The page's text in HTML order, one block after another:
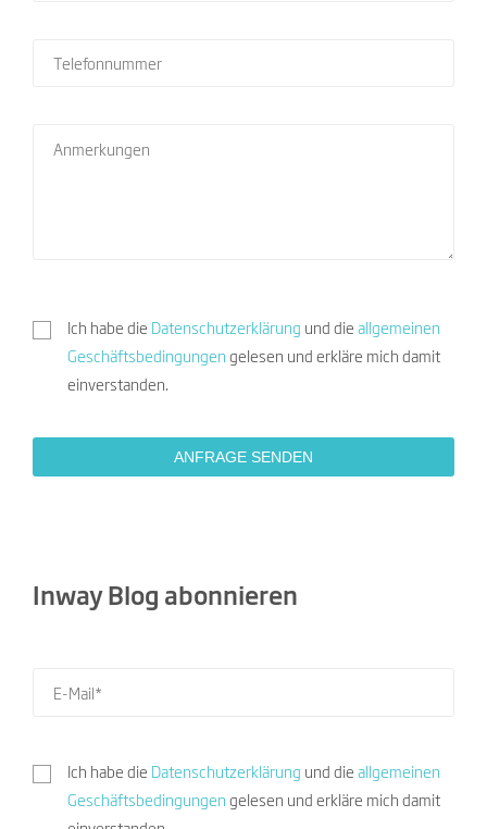
Ich habe die Datenschutzerklärung und die allgemeinen
Geschäftsbedingungen gelesen und erkläre mich damit
einverstanden.
Inway Blog abonnieren
Ich habe die Datenschutzerklärung und die allgemeinen
Geschäftsbedingungen gelesen und erkläre mich damit